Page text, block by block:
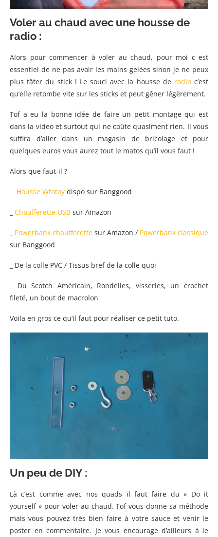
Voler au chaud avec une housse de
radio :
Alors pour commencer à voler au chaud, pour moi c est
essentiel de ne pas avoir les mains gelées sinon je ne peux
plus tâter du stick ! Le souci avec la housse de radioc’est
qu’elle retombe vite sur les sticks et peut gêner légèrement.
Tof a eu la bonne idée de faire un petit montage qui est
dans la video et surtout qui ne coûte quasiment rien. Il vous
suffira d’aller dans un magasin de bricolage et pour
quelques euros vous aurez tout le matos qu’il vous faut !
Alors que faut-il ?
Housse Wtotoy dispo sur Banggood
Chaufferette USB sur Amazon
Powerbank chaufferette sur Amazon / Powerbank classique
sur Banggood
_ De la colle PVC / Tissus bref de la colle quoi
_ Du Scotch Américain, Rondelles, visseries, un crochet
fileté, un bout de macrolon
Voila en gros ce qu’il faut pour réaliser ce petit tuto.
Un peu de DIY :
Là c’est comme avec nos quads il faut faire du « Do it
yourself » pour voler au chaud. Tof vous donne sa méthode
mais vous pouvez très bien faire à votre sauce et venir le
poster en commentaire. Je vous encourage d’ailleurs à le